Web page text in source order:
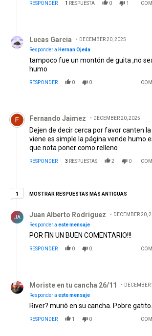
RESPONDER 1 RESPUESTA 0 1
Lucas Garcia
DECEMBER 20, 2025
Responder a Hernan Ojeda
tampoco fue un montón de guita ,no
humo
RESPONDER 0 0
Comentario de Fernando Jaimez.
Fernando Jaimez DECEMBER 20, 2025
Dejen de decir cerca por favor canten
viene es simple la página vende humo
que nota poner como relleno
RESPONDER 3 RESPUESTAS 2 0
11 respuesta más antiguas
MOSTRAR RESPUESTAS MÁS ANTIGUAS
JA Juan Alberto Rodriguez
DECEMBER 20,
Responder a este mensaje
POR FIN UN BUEN COMENTARIO!!!
RESPONDER 0 0
Moriste en tu cancha 26/11
Responder a este mensaje
River? murió en su cancha. Pobre gatito.
RESPONDER 1 0